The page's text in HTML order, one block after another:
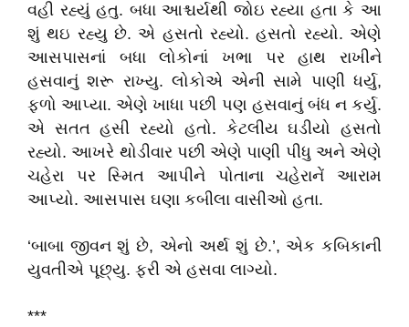
વહી રહ્યું હતુ. બધા આશ્ચર્યથી જોઇ રહ્યા હતા કે આ
શું થઇ રહ્યુ છે. એ હસતો રહ્યો. હસતો રહ્યો. એણે
આસપાસનાં બધા લોકોનાં ખભા પર હાથ રાખીને
હસવાનું શરૂ રાખ્યુ. લોકોએ એની સામે પાણી ધર્યુ,
ફળો આપ્યા. એણે ખાધા પછી પણ હસવાનું બંધ ન કર્યુ.
એ સતત હસી રહ્યો હતો. કેટલીય ઘડીયો હસતો
રહ્યો. આખરે થોડીવાર પછી એણે પાણી પીધુ અને એણે
ચહેરા પર સ્મિત આપીને પોતાના ચહેરાનેં આરામ
આપ્યો. આસપાસ ઘણા કબીલા વાસીઓ હતા.
‘બાબા જીવન શું છે, એનો અર્થ શું છે.’, એક કબિકાની
યુવતીએ પૂછ્યુ. ફરી એ હસવા લાગ્યો.
***